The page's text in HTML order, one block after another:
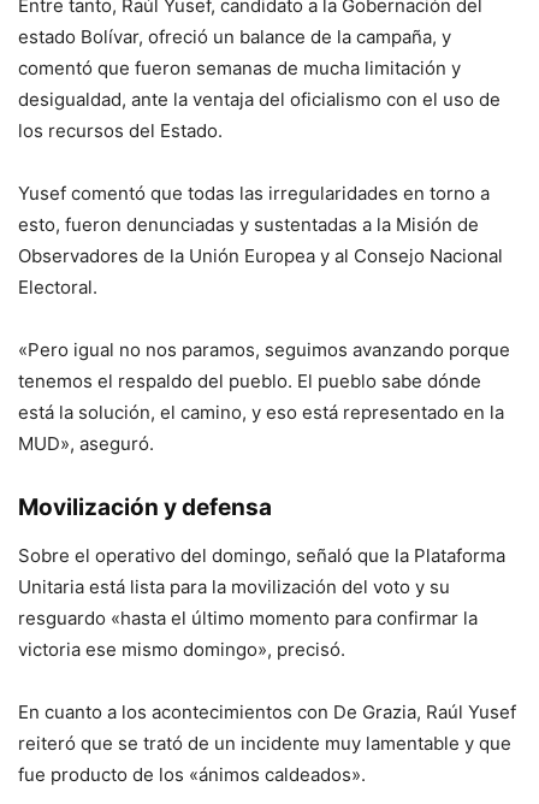
Entre tanto, Raúl Yusef, candidato a la Gobernación del
estado Bolívar, ofreció un balance de la campaña, y
comentó que fueron semanas de mucha limitación y
desigualdad, ante la ventaja del oficialismo con el uso de
los recursos del Estado.
Yusef comentó que todas las irregularidades en torno a
esto, fueron denunciadas y sustentadas a la Misión de
Observadores de la Unión Europea y al Consejo Nacional
Electoral.
«Pero igual no nos paramos, seguimos avanzando porque
tenemos el respaldo del pueblo. El pueblo sabe dónde
está la solución, el camino, y eso está representado en la
MUD», aseguró.
Movilización y defensa
Sobre el operativo del domingo, señaló que la Plataforma
Unitaria está lista para la movilización del voto y su
resguardo «hasta el último momento para confirmar la
victoria ese mismo domingo», precisó.
En cuanto a los acontecimientos con De Grazia, Raúl Yusef
reiteró que se trató de un incidente muy lamentable y que
fue producto de los «ánimos caldeados».